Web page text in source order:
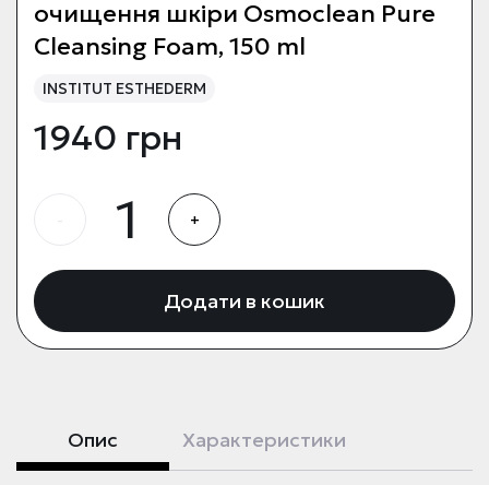
очищення шкіри Osmoclean Pure
Cleansing Foam, 150 ml
INSTITUT ESTHEDERM
1940 грн
+
Додати в кошик
Опис Характеристики